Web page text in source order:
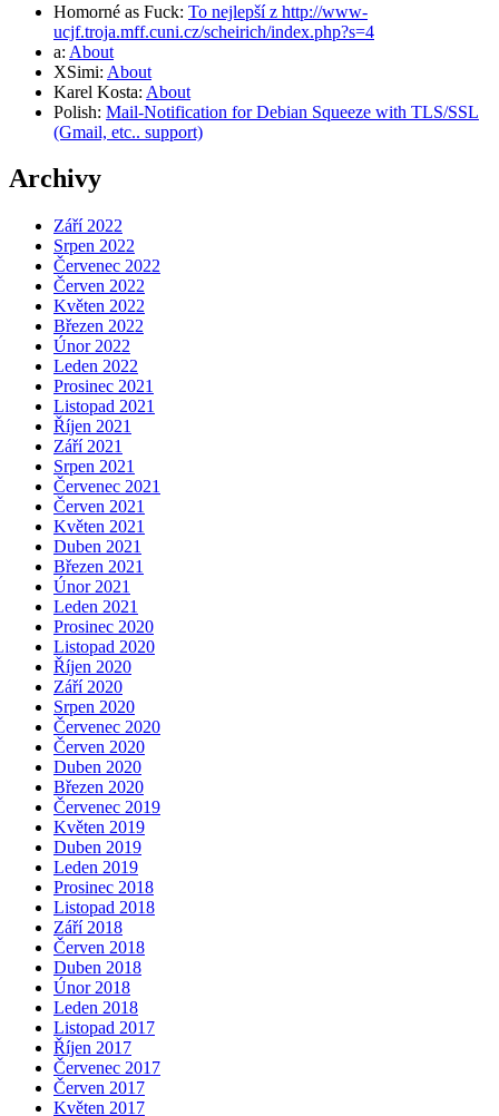
Homorné as Fuck: To nejlepší z http://www-
ucjf.troja.mff.cuni.cz/scheirich/index.php?s=4
a: About
XSimi: About
Karel Kosta: About
Polish: Mail-Notification for Debian Squeeze with TLS/SSL
(Gmail, etc.. support)
Archivy
Září 2022
Srpen 2022
Červenec 2022
Červen 2022
Květen 2022
Březen 2022
Únor 2022
Leden 2022
Prosinec 2021
Listopad 2021
Říjen 2021
Září 2021
Srpen 2021
Červenec 2021
Červen 2021
Květen 2021
Duben 2021
Březen 2021
Únor 2021
Leden 2021
Prosinec 2020
Listopad 2020
Říjen 2020
Září 2020
Srpen 2020
Červenec 2020
Červen 2020
Duben 2020
Březen 2020
Červenec 2019
Květen 2019
Duben 2019
Leden 2019
Prosinec 2018
Listopad 2018
Září 2018
Červen 2018
Duben 2018
Únor 2018
Leden 2018
Listopad 2017
Říjen 2017
Červenec 2017
Červen 2017
Květen 2017